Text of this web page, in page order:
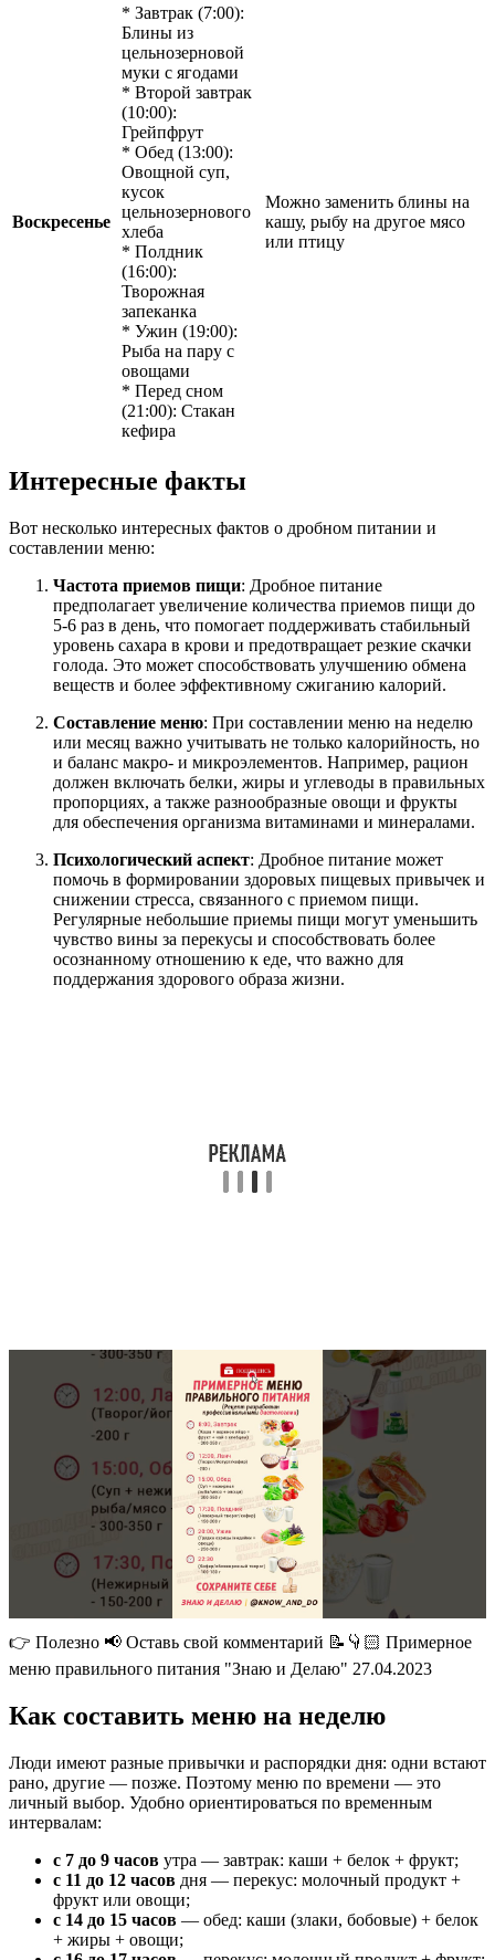
Воскресенье
* Завтрак (7:00):
Блины из
цельнозерновой
муки с ягодами
* Второй завтрак
(10:00):
Грейпфрут
* Обед (13:00):
Овощной суп,
кусок
цельнозернового
хлеба
* Полдник
(16:00):
Творожная
запеканка
* Ужин (19:00):
Рыба на пару с
овощами
* Перед сном
(21:00): Стакан
кефира
Можно заменить блины на
кашу, рыбу на другое мясо
или птицу
Интересные факты
Вот несколько интересных фактов о дробном питании и
составлении меню:
Частота приемов пищи: Дробное питание
предполагает увеличение количества приемов пищи до
5-6 раз в день, что помогает поддерживать стабильный
уровень сахара в крови и предотвращает резкие скачки
голода. Это может способствовать улучшению обмена
веществ и более эффективному сжиганию калорий.
Составление меню: При составлении меню на неделю
или месяц важно учитывать не только калорийность, но
и баланс макро- и микроэлементов. Например, рацион
должен включать белки, жиры и углеводы в правильных
пропорциях, а также разнообразные овощи и фрукты
для обеспечения организма витаминами и минералами.
Психологический аспект: Дробное питание может
помочь в формировании здоровых пищевых привычек и
снижении стресса, связанного с приемом пищи.
Регулярные небольшие приемы пищи могут уменьшить
чувство вины за перекусы и способствовать более
осознанному отношению к еде, что важно для
поддержания здорового образа жизни.
👉 Полезно 📢 Оставь свой комментарий 📝👇🏻 Примерное
меню правильного питания "Знаю и Делаю" 27.04.2023
Как составить меню на неделю
Люди имеют разные привычки и распорядки дня: одни встают
рано, другие — позже. Поэтому меню по времени — это
личный выбор. Удобно ориентироваться по временным
интервалам:
с 7 до 9 часов утра — завтрак: каши + белок + фрукт;
с 11 до 12 часов дня — перекус: молочный продукт +
фрукт или овощи;
с 14 до 15 часов — обед: каши (злаки, бобовые) + белок
+ жиры + овощи;